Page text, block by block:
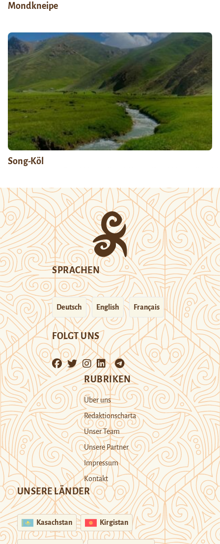
Mondkneipe
Song-Köl
SPRACHEN
Deutsch English Français
FOLGT UNS
RUBRIKEN
Über uns
Redaktionscharta
Unser Team
Unsere Partner
Impressum
Kontakt
UNSERE LÄNDER
Kasachstan Kirgistan